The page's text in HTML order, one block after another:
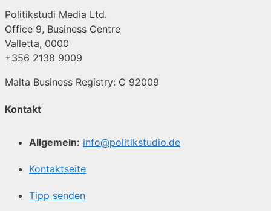
Politikstudi Media Ltd.
Office 9, Business Centre
Valletta, 0000
+356 2138 9009
Malta Business Registry: C 92009
Kontakt
Allgemein: info@politikstudio.de
Kontaktseite
Tipp senden